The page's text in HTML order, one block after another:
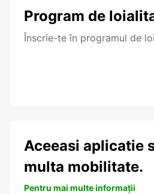
Program de
Înscrie-te în programul de
Aceeasi aplicatie
multa mobilitate.
Pentru mai multe informații